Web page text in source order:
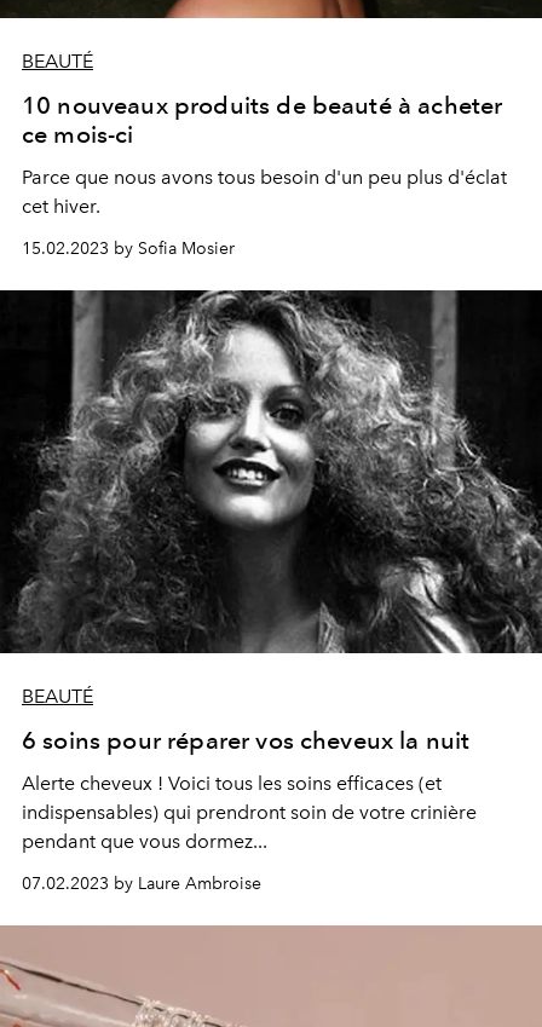
BEAUTÉ
10 nouveaux produits de beauté à acheter
ce mois-ci
Parce que nous avons tous besoin d'un peu plus d'éclat
cet hiver.
15.02.2023 by Sofia Mosier
BEAUTÉ
6 soins pour réparer vos cheveux la nuit
Alerte cheveux ! Voici tous les soins efficaces (et
indispensables) qui prendront soin de votre crinière
pendant que vous dormez...
07.02.2023 by Laure Ambroise